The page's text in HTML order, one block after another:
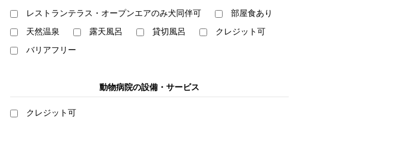
レストランテラス・オープンエアのみ犬同伴可
部屋食あり
天然温泉
露天風呂 貸切風呂
クレジット可
バリアフリー
動物病院の設備・サービス
クレジット可